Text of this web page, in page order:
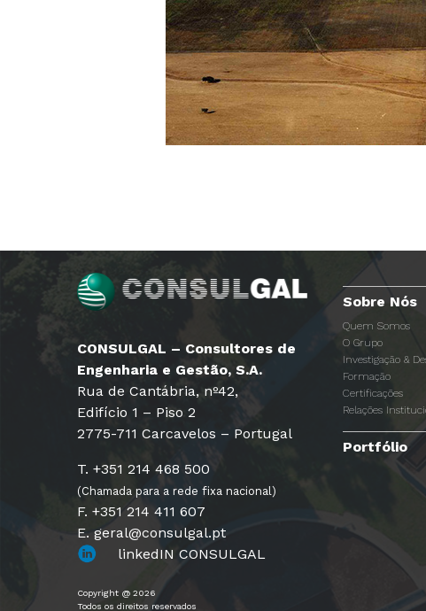
CONSULGAL – Consultores de
Engenharia e Gestão, S.A.
Rua de Cantábria, nº42,
Edifício 1 – Piso 2
2775-711 Carcavelos – Portugal
T. +351 214 468 500
(Chamada para a rede fixa nacional)
F. +351 214 411 607
E. geral@consulgal.pt
linkedIN CONSULGAL
Copyright @ 2026
Todos os direitos reservados
Sobre Nós
Quem Somos
O Grupo
Investigação &
Formação
Certificações
Relações
Portfólio